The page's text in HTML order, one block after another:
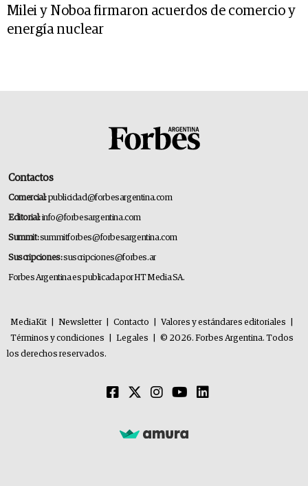
Milei y Noboa firmaron acuerdos de comercio y
energía nuclear
Contactos
Comercial:publicidad@forbesargentina.com
Editorial:info@forbesargentina.com
Summit:summitforbes@forbesargentina.com
Suscripciones:suscripciones@forbes.ar
Forbes Argentina es publicada por HT Media SA.
MediaKit Newsletter Contacto Valores y estándares editoriales
Términos y condiciones
Legales
© 2026. Forbes Argentina. Todos
los derechos reservados.